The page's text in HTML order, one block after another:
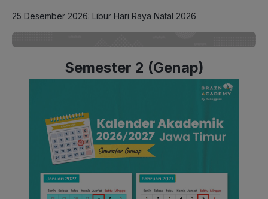
25 Desember 2026: Libur Hari Raya Natal 2026
Semester 2 (Genap)